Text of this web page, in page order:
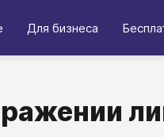
Для бизнеса